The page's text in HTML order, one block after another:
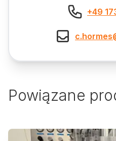
+49
Powiązane